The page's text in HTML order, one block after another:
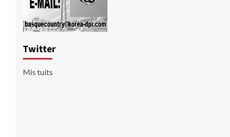
Twitter
Mis tuits